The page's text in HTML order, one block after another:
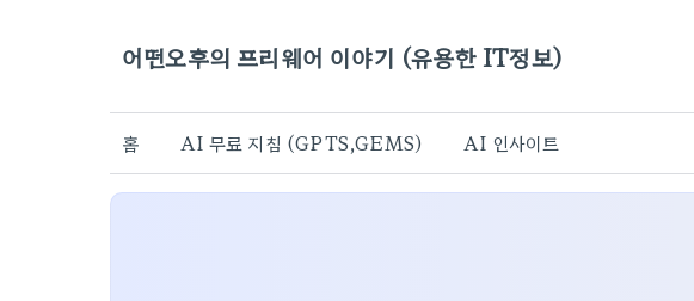
어떤오후의 프리웨어 이야기 (유용한 IT정보)
홈 AI 무료 지침 (GPTS,GEMS) AI 인사이트